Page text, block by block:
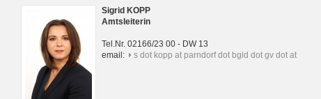
Sigrid KOPP
Amtsleiterin
Tel.Nr. 02166/23 00 - DW 13
email:
s dot kopp at parndorf dot bgld dot gv dot at